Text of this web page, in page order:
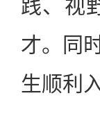
践、视
才。同
生顺利